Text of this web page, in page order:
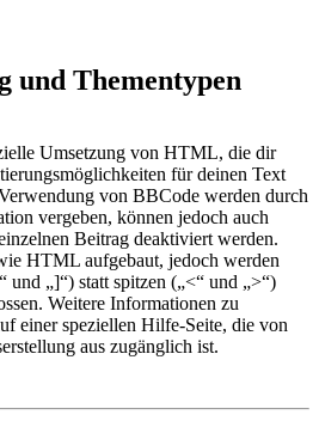
und Thementypen
Umsetzung von HTML, die dir
für deinen Text
von BBCode werden durch
vergeben, können jedoch auch
Beitrag deaktiviert werden.
HTML aufgebaut, jedoch werden
und „]“) statt spitzen („<“ und „>“)
Weitere Informationen zu
einer speziellen Hilfe-Seite, die von
aus zugänglich ist.